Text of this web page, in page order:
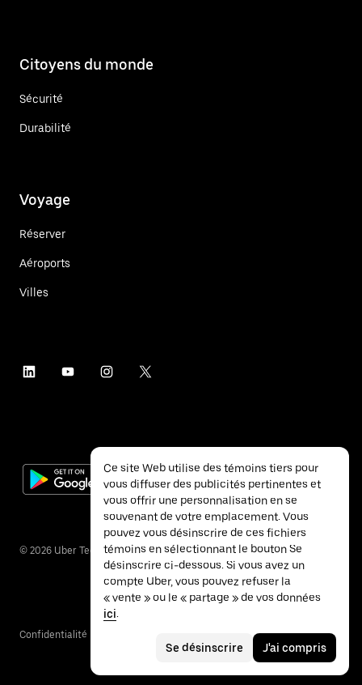
Citoyens du monde
Sécurité
Durabilité
Voyage
Réserver
Aéroports
Villes
© 2026 Uber Technologies inc.
Confidentialité
Ce site Web utilise des témoins tiers pour
vous diffuser des publicités pertinentes et
vous offrir une personnalisation en se
souvenant de votre emplacement. Vous
pouvez vous désinscrire de ces fichiers
témoins en sélectionnant le bouton Se
désinscrire ci-dessous. Si vous avez un
compte Uber, vous pouvez refuser la
« vente » ou le « partage » de vos données
ici.
Se désinscrire J'ai compris